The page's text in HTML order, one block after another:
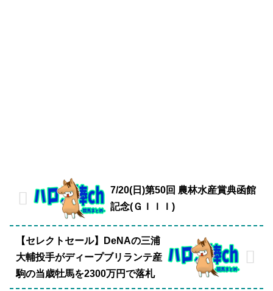
7/20(日)第50回 農林水産賞典函館
記念(ＧＩＩＩ)
【セレクトセール】DeNAの三浦
大輔投手がディープブリランテ産
駒の当歳牡馬を2300万円で落札